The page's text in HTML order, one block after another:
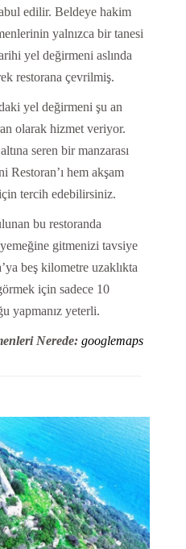
edilir. Beldeye hakim
yalnızca bir tanesi
yel değirmeni aslında
restorana çevrilmiş.
yel değirmeni şu an
olarak hizmet veriyor.
seren bir manzarası
hem akşam
tercih edebilirsiniz.
bu restoranda
gitmenizi tavsiye
beş kilometre uzaklıkta
için sadece 10
yapmanız yeterli.
Nerede: googlemaps